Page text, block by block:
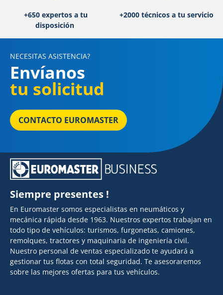
+650 expertos a tu
disposición
+2000 técnicos a tu servicio
NECESITAS ASISTENCIA?
Envíanos
tu solicitud
CONTACTO EUROMASTER
Siempre presentes !
En Euromaster somos especialistas en neumáticos y
mecánica rápida desde 1963. Nuestros expertos trabajan en
todo tipo de vehículos: turismos, furgonetas, camiones,
remolques, tractores y maquinaria de ingeniería civil.
Nuestro personal de ventas especializado te ayudará a
gestionar tus flotas con total seguridad. Te asesoraremos
sobre las mejores ofertas para tus vehículos.